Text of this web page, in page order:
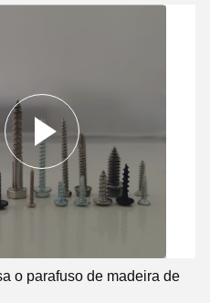
o parafuso de madeira de